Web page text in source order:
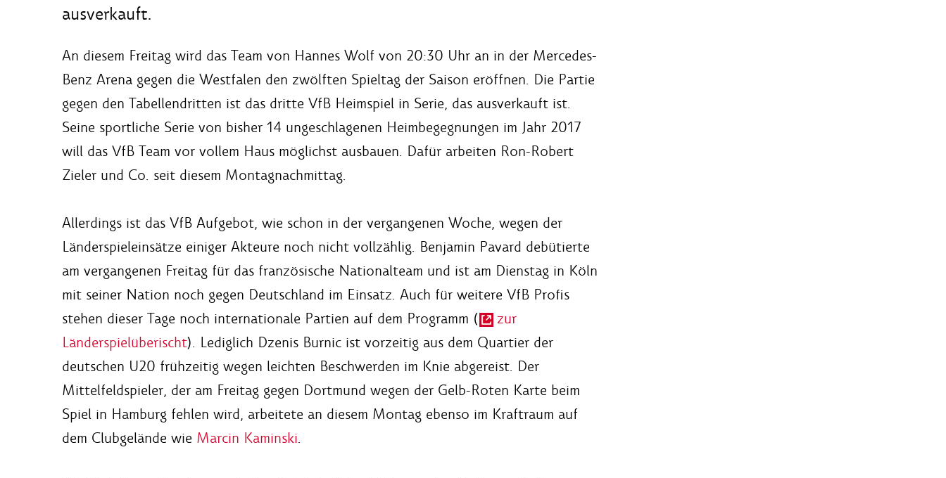
ausverkauft.
An diesem Freitag wird das Team von Hannes Wolf von 20:30 Uhr an in der Mercedes-
Benz Arena gegen die Westfalen den zwölften Spieltag der Saison eröffnen. Die Partie
gegen den Tabellendritten ist das dritte VfB Heimspiel in Serie, das ausverkauft ist.
Seine sportliche Serie von bisher 14 ungeschlagenen Heimbegegnungen im Jahr 2017
will das VfB Team vor vollem Haus möglichst ausbauen. Dafür arbeiten Ron-Robert
Zieler und Co. seit diesem Montagnachmittag.
Allerdings ist das VfB Aufgebot, wie schon in der vergangenen Woche, wegen der
Länderspieleinsätze einiger Akteure noch nicht vollzählig. Benjamin Pavard debütierte
am vergangenen Freitag für das französische Nationalteam und ist am Dienstag in Köln
mit seiner Nation noch gegen Deutschland im Einsatz. Auch für weitere VfB Profis
stehen dieser Tage noch internationale Partien auf dem Programm (
zur
Länderspielüberischt). Lediglich Dzenis Burnic ist vorzeitig aus dem Quartier der
deutschen U20 frühzeitig wegen leichten Beschwerden im Knie abgereist. Der
Mittelfeldspieler, der am Freitag gegen Dortmund wegen der Gelb-Roten Karte beim
Spiel in Hamburg fehlen wird, arbeitete an diesem Montag ebenso im Kraftraum auf
dem Clubgelände wie Marcin Kaminski.